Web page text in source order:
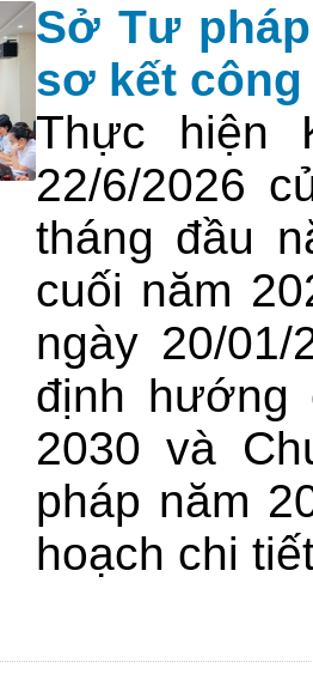
Sở Tư
sơ kết công
Thực hiện
22/6/2026
tháng đầu
cuối năm
ngày 20/
định hướng
2030 và
pháp năm
hoạch chi